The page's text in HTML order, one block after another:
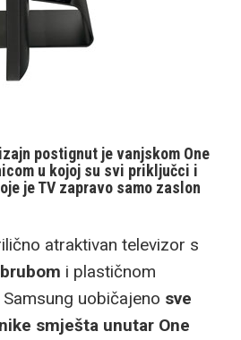
postignut je vanjskom One
u kojoj su svi priključci i
je TV zapravo samo zaslon
atraktivan televizor s
i plastičnom
uobičajeno sve
smješta unutar One